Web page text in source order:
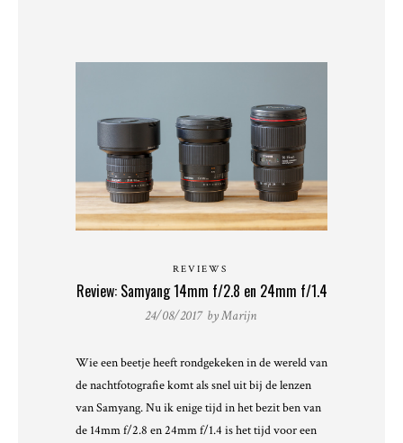
REVIEWS
Review: Samyang 14mm f/2.8 en 24mm f/1.4
24/08/2017 byMarijn
Wie een beetje heeft rondgekeken in de wereld van
de nachtfotografie komt als snel uit bij de lenzen
van Samyang. Nu ik enige tijd in het bezit ben van
de 14mm f/2.8 en 24mm f/1.4 is het tijd voor een